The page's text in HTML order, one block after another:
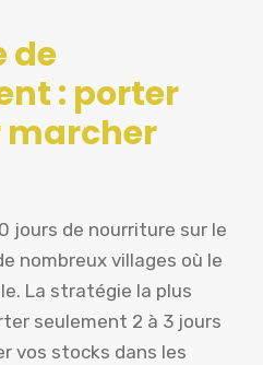
de
: porter
marcher
jours de nourriture sur le
nombreux villages où le
La stratégie la plus
seulement 2 à 3 jours
vos stocks dans les